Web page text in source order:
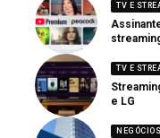
TV E
TV E
e LG